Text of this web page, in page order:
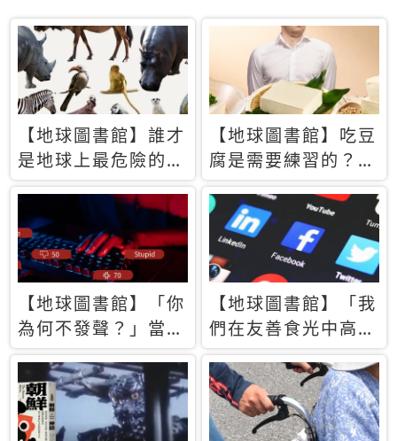
找回初心！❤️
【地球圖書館】誰才
是地球上最危險的動
物？人類喜好決定哪
些動物「揹黑鍋」
【地球圖書館】吃豆
腐是需要練習的？當
西方人試圖用「煉
乳」配上那塊無味的
白色豆腐
【地球圖書館】「你
為何不發聲？」當情
緒淹沒理智 你以為
的正義成為壓迫他人
的工具
【地球圖書館】「我
們在友善食光中高呼
民主自由，然後被刪
文」一本給Z世代的
末日寶懺《困在社群
平台》